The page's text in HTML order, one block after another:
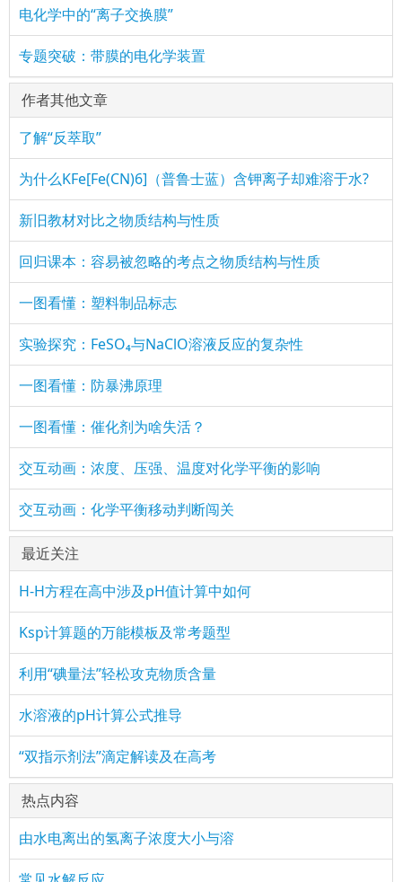
电化学中的“离子交换膜”
专题突破：带膜的电化学装置
作者其他文章
了解“反萃取”
为什么KFe[Fe(CN)6]（普鲁士蓝）含钾离子却难溶于水?
新旧教材对比之物质结构与性质
回归课本：容易被忽略的考点之物质结构与性质
一图看懂：塑料制品标志
实验探究：FeSO₄与NaClO溶液反应的复杂性
一图看懂：防暴沸原理
一图看懂：催化剂为啥失活？
交互动画：浓度、压强、温度对化学平衡的影响
交互动画：化学平衡移动判断闯关
最近关注
H-H方程在高中涉及pH值计算中如何
Ksp计算题的万能模板及常考题型
利用“碘量法”轻松攻克物质含量
水溶液的pH计算公式推导
“双指示剂法”滴定解读及在高考
热点内容
由水电离出的氢离子浓度大小与溶